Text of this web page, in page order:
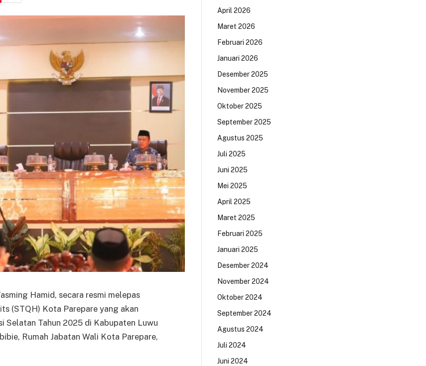
Hamid, secara resmi melepas
(STQH) Kota Parepare yang akan
Selatan Tahun 2025 di Kabupaten Luwu
Rumah Jabatan Wali Kota Parepare,
April 2026
Maret 2026
Februari 2026
Januari 2026
Desember 2025
November 2025
Oktober 2025
September 2025
Agustus 2025
Juli 2025
Juni 2025
Mei 2025
April 2025
Maret 2025
Februari 2025
Januari 2025
Desember 2024
November 2024
Oktober 2024
September 2024
Agustus 2024
Juli 2024
Juni 2024